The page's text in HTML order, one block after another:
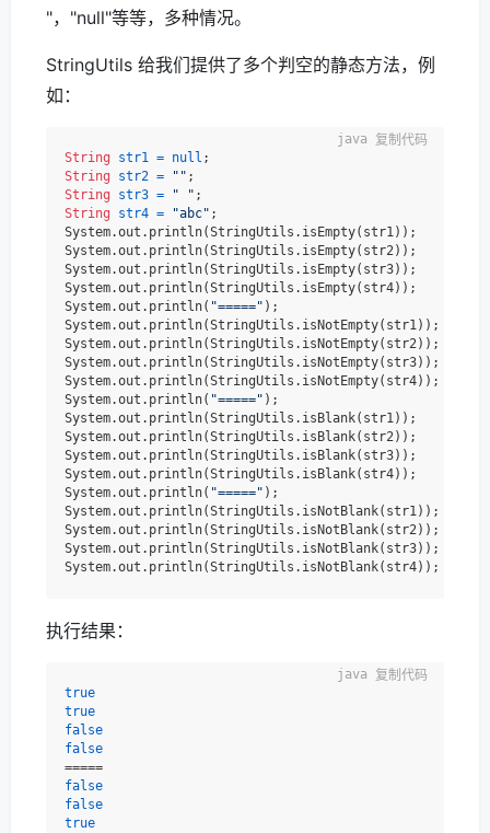
"，"null"等等，多种情况。
StringUtils 给我们提供了多个判空的静态方法，例
如：
String str1 = null
String
str2 = ""
String
str3 = " "
String
str4 = "abc" ;
System.out.println(StringUtils.isEmpty(str1));
System.out.println(StringUtils.isEmpty(str2));
System.out.println(StringUtils.isEmpty(str3));
System.out.println(StringUtils.isEmpty(str4));
System.out.println( "=====" );
System.out.println(StringUtils.isNotEmpty(str1));
System.out.println(StringUtils.isNotEmpty(str2));
System.out.println(StringUtils.isNotEmpty(str3));
System.out.println(StringUtils.isNotEmpty(str4));
System.out.println( "=====" );
System.out.println(StringUtils.isBlank(str1));
System.out.println(StringUtils.isBlank(str2));
System.out.println(StringUtils.isBlank(str3));
System.out.println(StringUtils.isBlank(str4));
System.out.println( "=====" );
System.out.println(StringUtils.isNotBlank(str1));
System.out.println(StringUtils.isNotBlank(str2));
System.out.println(StringUtils.isNotBlank(str3));
复制代码
执行结果：
true
true
false
false
false
false
true
复制代码